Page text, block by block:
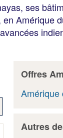
ses
Amérique
Offres
Amérique
Autres